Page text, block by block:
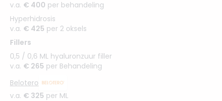
v.a. € 400 per behandeling
Hyperhidrosis
v.a. € 425 per 2 oksels
Fillers
0,5 / 0,6 ML hyaluronzuur filler
v.a. € 265 per Behandeling
Belotero
v.a. € 325 per ML